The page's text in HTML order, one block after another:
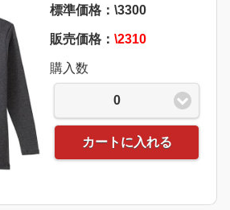
標準価格：\3300
販売価格： \2310
購入数
0
カートに入れる